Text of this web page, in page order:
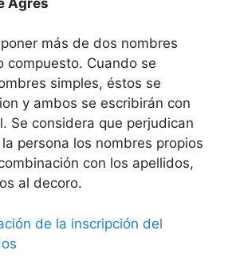
más de dos nombres
compuesto. Cuando se
simples, éstos se
y ambos se escribirán con
Se considera que perjudican
persona los nombres propios
con los apellidos,
al decoro.
de la inscripción del